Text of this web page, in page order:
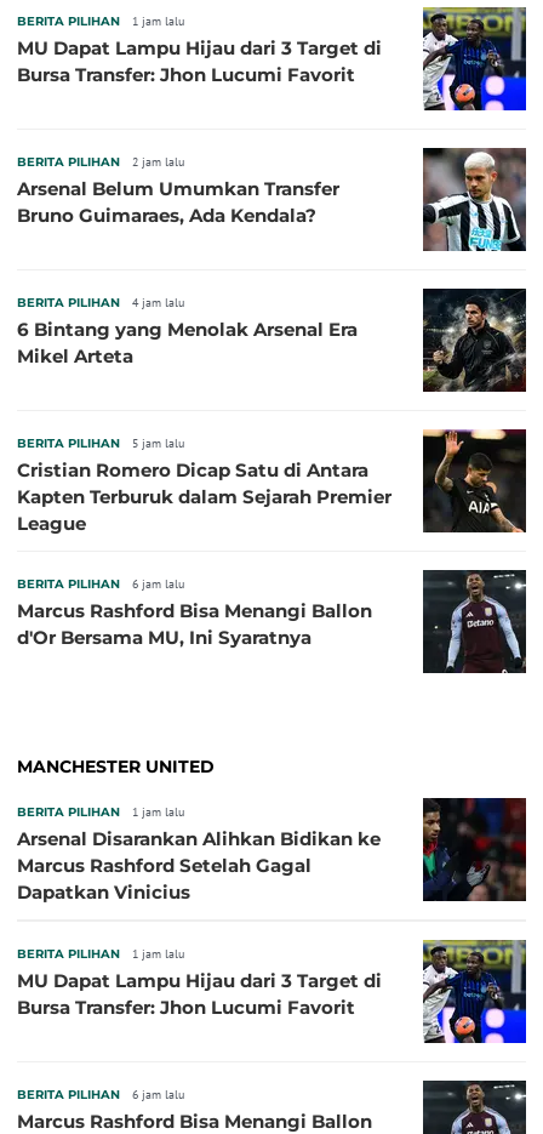
BERITA PILIHAN 1 jam lalu
MU Dapat Lampu Hijau dari 3 Target di
Bursa Transfer: Jhon Lucumi Favorit
BERITA PILIHAN 2 jam lalu
Arsenal Belum Umumkan Transfer
Bruno Guimaraes, Ada Kendala?
BERITA PILIHAN 4 jam lalu
6 Bintang yang Menolak Arsenal Era
Mikel Arteta
BERITA PILIHAN 5 jam lalu
Cristian Romero Dicap Satu di Antara
Kapten Terburuk dalam Sejarah Premier
League
BERITA PILIHAN 6 jam lalu
Marcus Rashford Bisa Menangi Ballon
d'Or Bersama MU, Ini Syaratnya
MANCHESTER UNITED
BERITA PILIHAN 1 jam lalu
Arsenal Disarankan Alihkan Bidikan ke
Marcus Rashford Setelah Gagal
Dapatkan Vinicius
BERITA PILIHAN 1 jam lalu
MU Dapat Lampu Hijau dari 3 Target di
Bursa Transfer: Jhon Lucumi Favorit
BERITA PILIHAN 6 jam lalu
Marcus Rashford Bisa Menangi Ballon